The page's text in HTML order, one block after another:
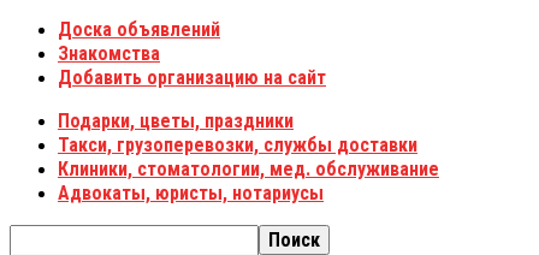
Доска объявлений
Знакомства
Добавить организацию на сайт
Подарки, цветы, праздники
Такси, грузоперевозки, службы доставки
Клиники, стоматологии, мед. обслуживание
Адвокаты, юристы, нотариусы